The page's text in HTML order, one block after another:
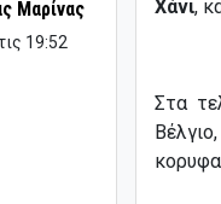
Μαρίνας
19:52
Χάνι,
Στα